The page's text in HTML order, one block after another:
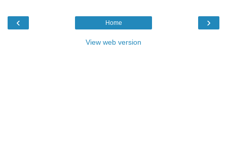
‹ ›
Home
View web version